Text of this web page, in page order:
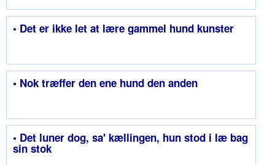
• Det er ikke let at lære gammel hund kunster
• Nok træffer den ene hund den anden
• Det luner dog, sa' kællingen, hun stod i læ bag
sin stok